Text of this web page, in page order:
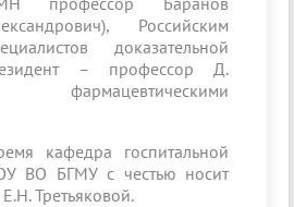
Российским
доказательной
– профессор Д.
фармацевтическими
кафедра госпитальной
ВО БГМУ с честью носит
Третьяковой.